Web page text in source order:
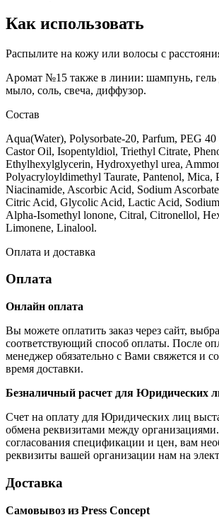
Как использовать
Распылите на кожу или волосы с
Аромат №15 также в линии: шампунь, гель
мыло, соль, свеча, диффузор.
Состав
Aqua(Water), Polysorbate-20, Parfum, PEG
Castor Oil, Isopentyldiol, Triethyl Citrate,
Ethylhexylglycerin, Hydroxyethyl urea,
Polyacryloyldimethyl Taurate, Pantenol, Mica,
Niacinamide, Ascorbic Acid, Sodium
Citric Acid, Glycolic Acid, Lactic Acid,
Alpha-Isomethyl lonone, Citral, Citronellol,
Limonene, Linalool.
Оплата и доставка
Оплата
Онлайн оплата
Вы можете оплатить заказ через сайт,
соответствующий способ оплаты. После
менеджер обязательно с Вами свяжется и
время доставки.
Безналичный расчет для Юридических
Счет на оплату для Юридических лиц
обмена реквизитами между
согласования спецификации и цен, вам
реквизиты вашей организации нам на
Доставка
Самовывоз из Press Concept